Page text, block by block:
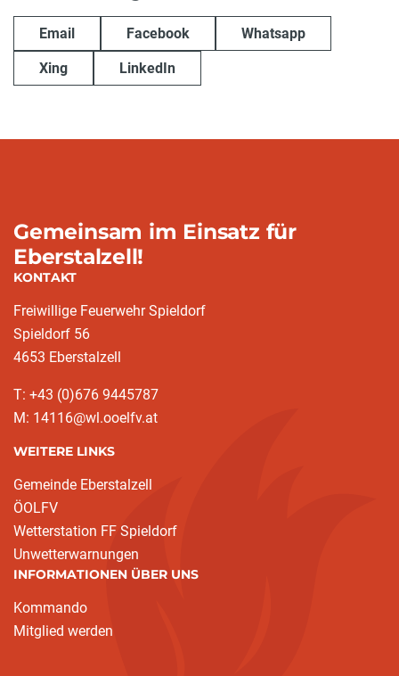
Email Facebook Whatsapp
Xing LinkedIn
Gemeinsam im Einsatz für
Eberstalzell!
KONTAKT
Freiwillige Feuerwehr Spieldorf
Spieldorf 56
4653 Eberstalzell
T: +43 (0)676 9445787
M: 14116@wl.ooelfv.at
WEITERE LINKS
Gemeinde Eberstalzell
ÖOLFV
Wetterstation FF Spieldorf
Unwetterwarnungen
INFORMATIONEN ÜBER UNS
Kommando
Mitglied werden